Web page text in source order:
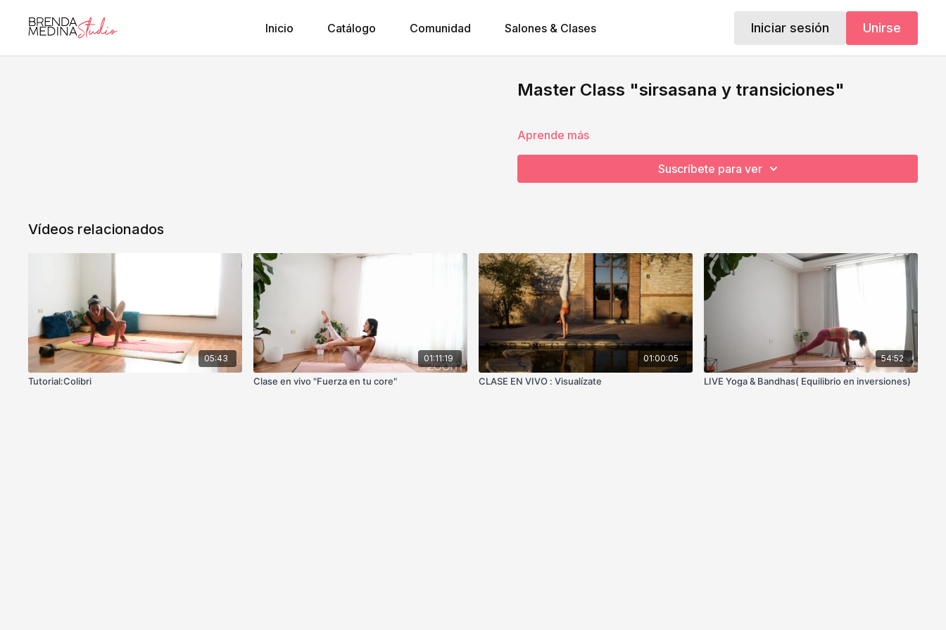
Inicio Catálogo Comunidad Salones & Clases Iniciar sesión Unirse
Master Class "sirsasana y transiciones"
Aprende más
Suscríbete para ver
Vídeos relacionados
05:43
Tutorial:Colibri
01:11:19
Clase en vivo "Fuerza en tu core"
01:00:05
CLASE EN VIVO : Visualízate
54:52
LIVE Yoga & Bandhas( Equilibrio en inversiones)